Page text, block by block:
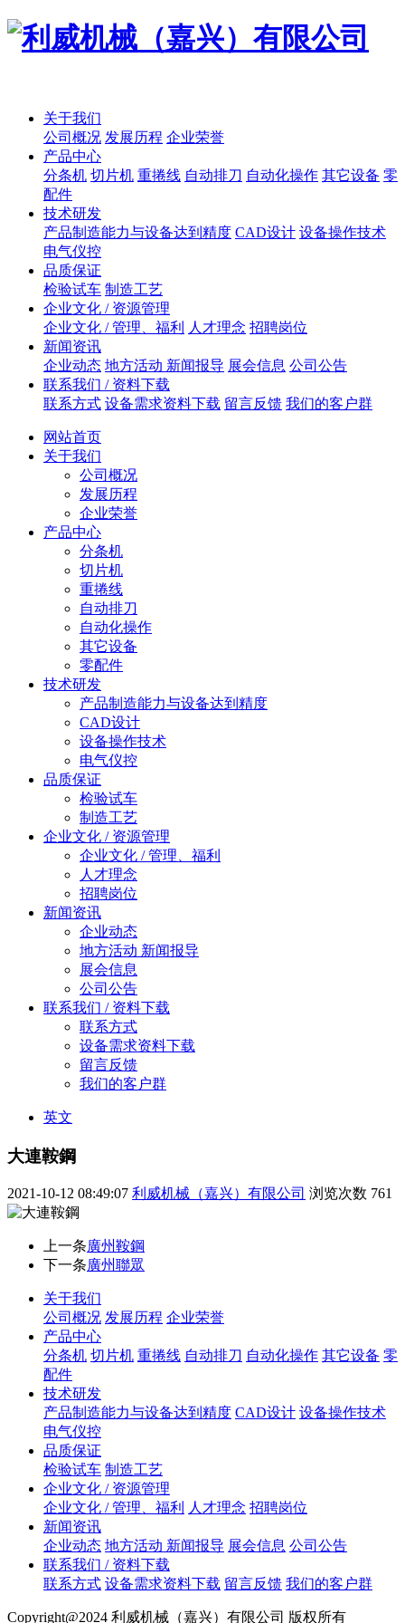
关于我们
公司概况 发展历程 企业荣誉
产品中心
分条机 切片机 重捲线 自动排刀 自动化操作 其它设备 零
配件
技术研发
产品制造能力与设备达到精度 CAD设计 设备操作技术
电气仪控
品质保证
检验试车 制造工艺
企业文化 / 资源管理
企业文化 / 管理、福利
人才理念 招聘岗位
新闻资讯
企业动态 地方活动 新闻报导 展会信息 公司公告
联系我们 / 资料下载
联系方式 设备需求资料下载 留言反馈 我们的客户群
网站首页
关于我们
公司概况
发展历程
企业荣誉
产品中心
分条机
切片机
重捲线
自动排刀
自动化操作
其它设备
零配件
技术研发
产品制造能力与设备达到精度
CAD设计
设备操作技术
电气仪控
品质保证
检验试车
制造工艺
企业文化 / 资源管理
企业文化 / 管理、福利
人才理念
招聘岗位
新闻资讯
企业动态
地方活动 新闻报导
展会信息
公司公告
联系我们 / 资料下载
联系方式
设备需求资料下载
留言反馈
我们的客户群
英文
大連鞍鋼
2021-10-12 08:49:07 利威机械（嘉兴）有限公司 浏览次数 761
上一条廣州鞍鋼
下一条廣州聯眾
关于我们
公司概况 发展历程 企业荣誉
产品中心
分条机 切片机 重捲线 自动排刀 自动化操作 其它设备 零
配件
技术研发
产品制造能力与设备达到精度 CAD设计 设备操作技术
电气仪控
品质保证
检验试车 制造工艺
企业文化 / 资源管理
企业文化 / 管理、福利
人才理念 招聘岗位
新闻资讯
企业动态 地方活动 新闻报导 展会信息 公司公告
联系我们 / 资料下载
联系方式 设备需求资料下载 留言反馈 我们的客户群
Copyright@2024 利威机械（嘉兴）有限公司 版权所有